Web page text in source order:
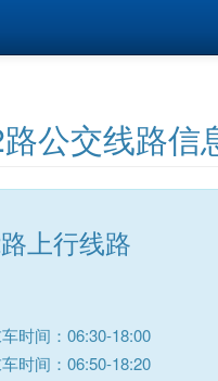
公交线路信
上行线路
时间：06:30-18:00
时间：06:50-18:20